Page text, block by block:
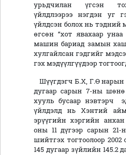
урьдчилан үгсэн
үйлдлээрээ нэгдэн уг
үйлдсэн болох нь тэдний
өгсөн “хот явахаар
машин бариад замын
хулгайлсан гэдгийг
гэх мэдүүлгүүдээр
Шүүгдэгч Б.Х, Г.Ө нарын
дугаар сарын 7-ны
хууль бусаар нэвтэрч
үйлдэлд нь Хэнтий
эрүүгийн хэргийн
оны 11 дүгээр сарын 21-
шийтгэх тогтоолоор
145 дугаар зүйлийн 145.2